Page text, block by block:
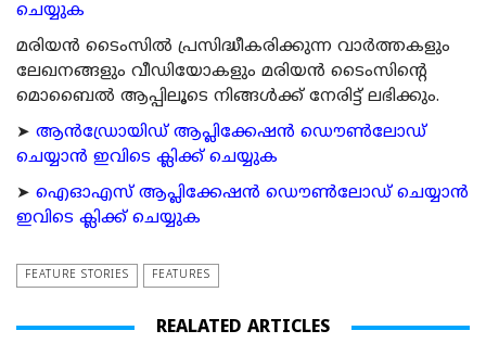
ചെയ്യുക
മരിയന്‍ ടൈംസില്‍ പ്രസിദ്ധീകരിക്കുന്ന വാര്‍ത്തകളും
ലേഖനങ്ങളും വീഡിയോകളും മരിയന്‍ ടൈംസിന്റെ
മൊബൈല്‍ ആപ്പിലൂടെ നിങ്ങള്‍ക്ക് നേരിട്ട് ലഭിക്കും.
➤ ആന്‍ഡ്രോയിഡ് ആപ്ലിക്കേഷന്‍ ഡൌണ്‍ലോഡ്
ചെയ്യാന്‍ ഇവിടെ ക്ലിക്ക് ചെയ്യുക
➤ ഐഓഎസ് ആപ്ലിക്കേഷന്‍ ഡൌണ്‍ലോഡ് ചെയ്യാന്‍
ഇവിടെ ക്ലിക്ക് ചെയ്യുക
FEATURE STORIES FEATURES
REALATED ARTICLES